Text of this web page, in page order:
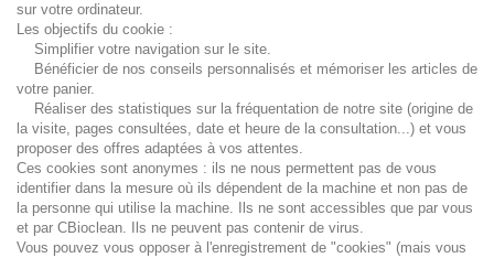
sur votre ordinateur.
Les objectifs du cookie :
Simplifier votre navigation sur le site.
Bénéficier de nos conseils personnalisés et mémoriser les articles de
votre panier.
Réaliser des statistiques sur la fréquentation de notre site (origine de
la visite, pages consultées, date et heure de la consultation...) et vous
proposer des offres adaptées à vos attentes.
Ces cookies sont anonymes : ils ne nous permettent pas de vous
identifier dans la mesure où ils dépendent de la machine et non pas de
la personne qui utilise la machine. Ils ne sont accessibles que par vous
et par CBioclean. Ils ne peuvent pas contenir de virus.
Vous pouvez vous opposer à l'enregistrement de "cookies" (mais vous